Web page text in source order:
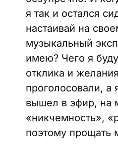
я так и остался
настаивай на
музыкальный
имею? Чего я
отклика и
проголосовали, а
вышел в эфир, на
«никчемность»,
поэтому прощать